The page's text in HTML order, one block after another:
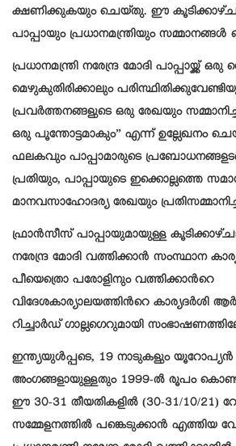
ക്ഷണിക്കുകയും ചെയ്തു. ഈ
പാപ്പായും പ്രധാനമന്ത്രിയും സമ്മാനങ്ങൾ
പ്രധാനമന്ത്രി നരേന്ദ്ര മോദി പാപ്പായ്ക്ക് ഒരു
മെഴുകുതിരിക്കാലും
പ്രവർത്തനങ്ങളുടെ ഒരു രേഖയും
ഒരു പൂന്തോട്ടമാകും” എന്ന് ഉല്ലേഖനം
ഫലകവും പാപ്പാമാരുടെ
പ്രതിയും, പാപ്പായുടെ ഇക്കൊല്ലത്തെ
മാനവസാഹോദര്യ രേഖയും
ഫ്രാൻസീസ് പാപ്പായുമായുള്ള
നരേന്ദ്ര മോദി വത്തിക്കാൻ സംസ്ഥാന
പീയെത്രൊ പരോളിനും വത്തിക്കാൻറെ
വിദേശകാര്യാലയത്തിൻറെ കാര്യദർശി
റിച്ചാർഡ് ഗാല്ലഗെറുമായി
ഇന്ത്യയുൾപ്പടെ, 19 നാടുകളും യൂറോപ്യൻ
അംഗങ്ങളായുള്ളതും 1999-ൽ രൂപം
ഈ 30-31 തീയതികളിൽ (30-31/10/21)
സമ്മേളനത്തിൽ പങ്കെടുക്കാൻ എത്തിയ